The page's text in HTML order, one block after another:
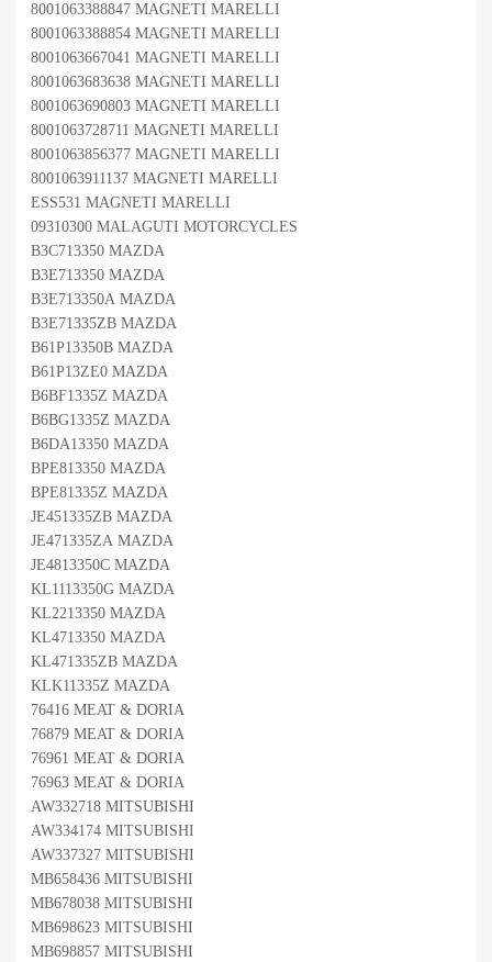
8001063388847 MAGNETI MARELLI
8001063388854 MAGNETI MARELLI
8001063667041 MAGNETI MARELLI
8001063683638 MAGNETI MARELLI
8001063690803 MAGNETI MARELLI
8001063728711 MAGNETI MARELLI
8001063856377 MAGNETI MARELLI
8001063911137 MAGNETI MARELLI
ESS531 MAGNETI MARELLI
09310300 MALAGUTI MOTORCYCLES
B3C713350 MAZDA
B3E713350 MAZDA
B3E713350A MAZDA
B3E71335ZB MAZDA
B61P13350B MAZDA
B61P13ZE0 MAZDA
B6BF1335Z MAZDA
B6BG1335Z MAZDA
B6DA13350 MAZDA
BPE813350 MAZDA
BPE81335Z MAZDA
JE451335ZB MAZDA
JE471335ZA MAZDA
JE4813350C MAZDA
KL1113350G MAZDA
KL2213350 MAZDA
KL4713350 MAZDA
KL471335ZB MAZDA
KLK11335Z MAZDA
76416 MEAT & DORIA
76879 MEAT & DORIA
76961 MEAT & DORIA
76963 MEAT & DORIA
AW332718 MITSUBISHI
AW334174 MITSUBISHI
AW337327 MITSUBISHI
MB658436 MITSUBISHI
MB678038 MITSUBISHI
MB698623 MITSUBISHI
MB698857 MITSUBISHI